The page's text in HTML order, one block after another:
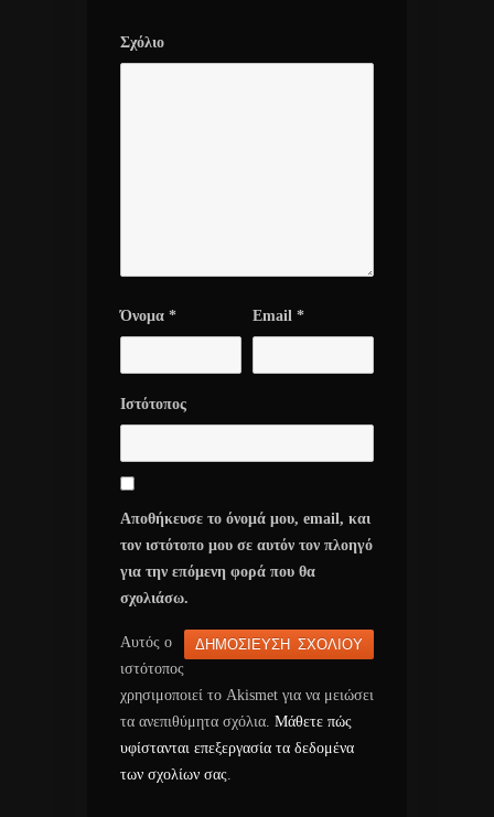
Σχόλιο
Όνομα * Email *
Ιστότοπος
Αποθήκευσε το όνομά μου, email, και
τον ιστότοπο μου σε αυτόν τον πλοηγό
για την επόμενη φορά που θα
σχολιάσω.
Αυτός ο
ιστότοπος
χρησιμοποιεί το Akismet για να μειώσει
τα ανεπιθύμητα σχόλια. Μάθετε πώς
υφίστανται επεξεργασία τα δεδομένα
των σχολίων σας